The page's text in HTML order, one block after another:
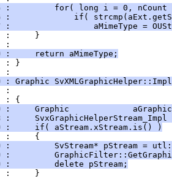
:         for( long i = 0,
:             if(
:                 aMimeType =
:     return aMimeType;
: }
: Graphic
:     Graphic
:
:     if( aStream.xStream.is() )
:         SvStream* pStream =
:
:         delete pStream;